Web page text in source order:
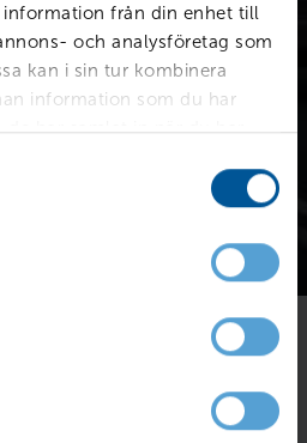
från din enhet till
och analysföretag som
kan i sin tur kombinera
information som du har
har samlat in när du har
så skriver vi till dig